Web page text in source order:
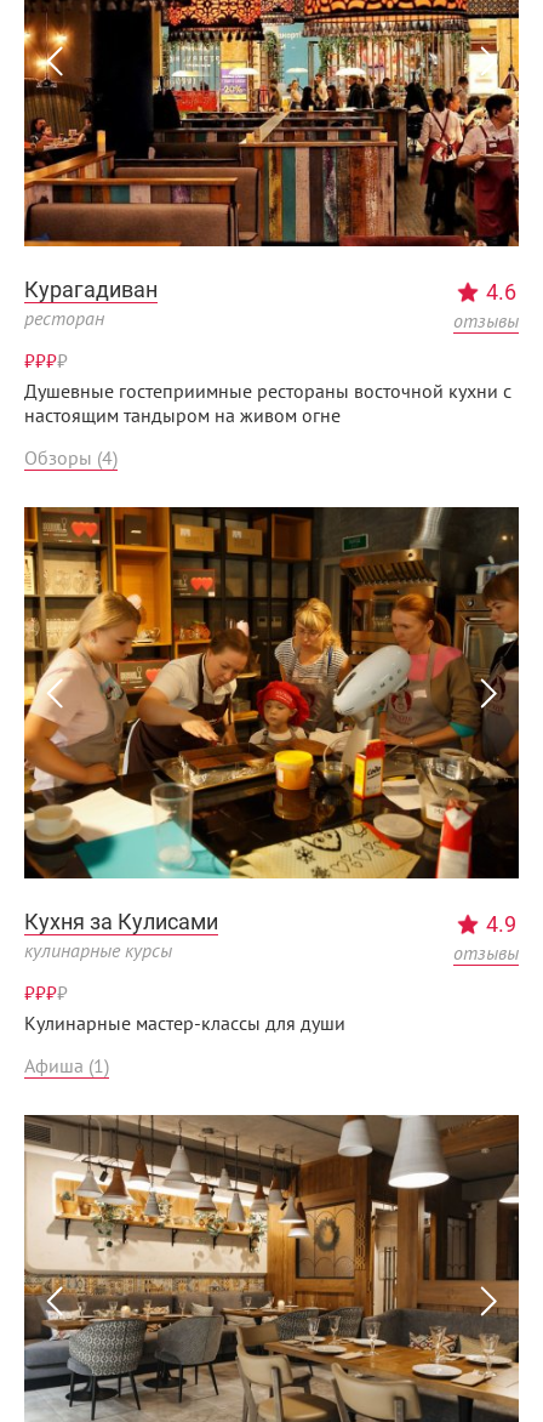
Курагадиван
ресторан
4.6
отзывы
₽₽₽₽
Душевные гостеприимные рестораны восточной кухни с
настоящим тандыром на живом огне
Обзоры (4)
Кухня за Кулисами
кулинарные курсы
4.9
отзывы
₽₽₽₽
Кулинарные мастер-классы для души
Афиша (1)